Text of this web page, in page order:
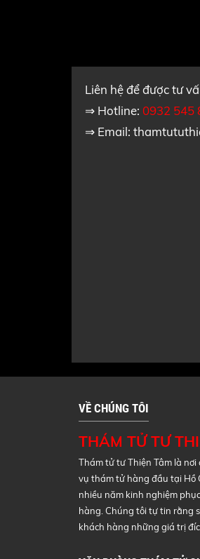
Liên hệ để được tư
⇒ Hotline: 0932 545
⇒ Email:
VỀ CHÚNG TÔI
THÁM TỬ TƯ
Thám tử tư Thiện Tâm là nơi
vụ thám tử hàng đầu tại Hồ
nhiều năm kinh nghiệm
hàng. Chúng tôi tự tin rằng
khách hàng những giá trị